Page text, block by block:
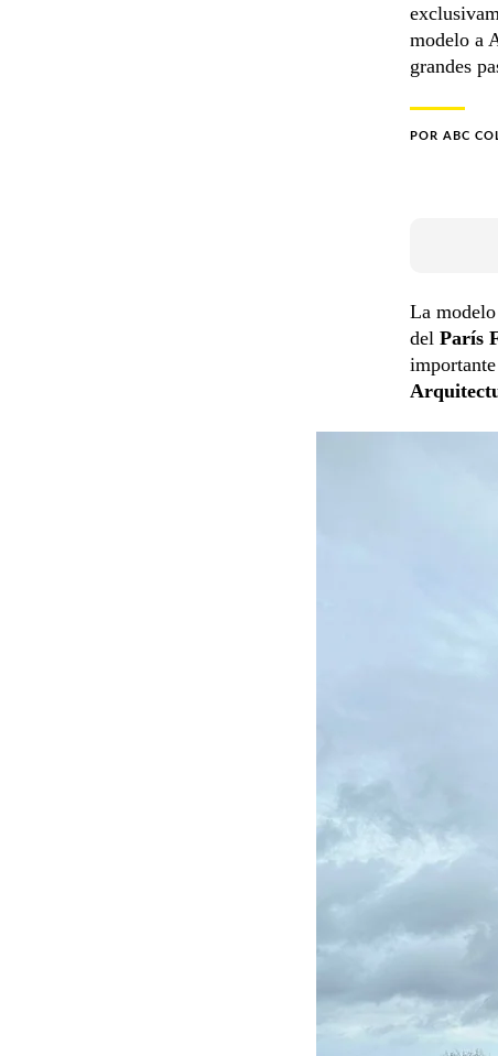
modelo a
grandes
POR ABC
La modelo
del París